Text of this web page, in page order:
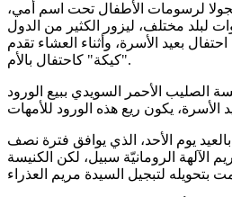
لرسومات الأطفال تحت اسم أمي،
بعيد الأسرة، وأثناء العشاء تقدم
"كيكة" كاحتفال بالأم.
الصليب الأحمر السويدي ببيع الورود
يوم الأحد، الذي يوافق فترة نصف
الآلهة الرومانيّة سبيل، لكن الكنيسة